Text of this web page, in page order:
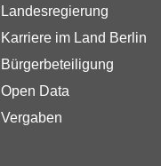
Landesregierung
Karriere im Land Berlin
Bürgerbeteiligung
Open Data
Vergaben